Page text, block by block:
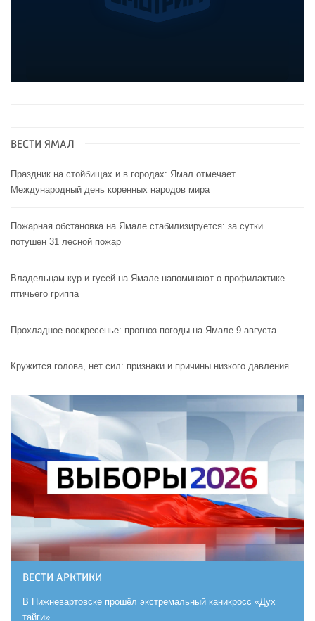
ВЕСТИ ЯМАЛ
Праздник на стойбищах и в городах: Ямал отмечает
Международный день коренных народов мира
Пожарная обстановка на Ямале стабилизируется: за сутки
потушен 31 лесной пожар
Владельцам кур и гусей на Ямале напоминают o профилактике
птичьего гриппа
Прохладное воскресенье: прогноз погоды на Ямале 9 августа
Кружится голова, нет сил: признаки и причины низкого давления
ВЕСТИ АРКТИКИ
В Нижневартовске прошёл экстремальный каникросс «Дух
тайги»